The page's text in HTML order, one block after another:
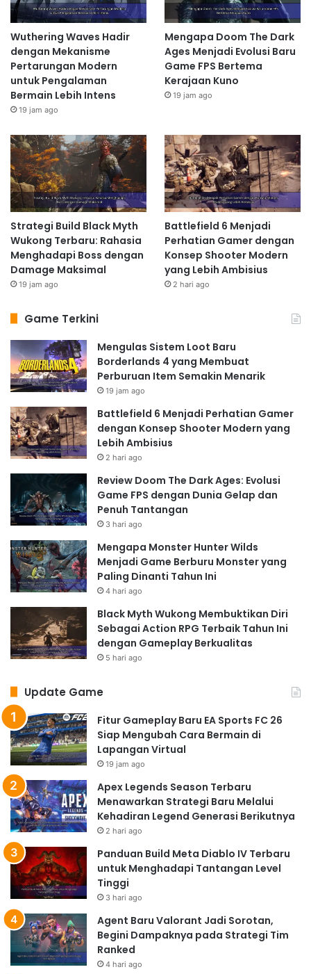
Wuthering Waves Hadir
dengan Mekanisme
Pertarungan Modern
untuk Pengalaman
Bermain Lebih Intens
19 jam ago
Mengapa Doom The Dark
Ages Menjadi Evolusi Baru
Game FPS Bertema
Kerajaan Kuno
19 jam ago
Strategi Build Black Myth
Wukong Terbaru: Rahasia
Menghadapi Boss dengan
Damage Maksimal
19 jam ago
Battlefield 6 Menjadi
Perhatian Gamer dengan
Konsep Shooter Modern
yang Lebih Ambisius
2 hari ago
Game Terkini
Mengulas Sistem Loot Baru
Borderlands 4 yang Membuat
Perburuan Item Semakin Menarik
19 jam ago
Battlefield 6 Menjadi Perhatian Gamer
dengan Konsep Shooter Modern yang
Lebih Ambisius
2 hari ago
Review Doom The Dark Ages: Evolusi
Game FPS dengan Dunia Gelap dan
Penuh Tantangan
3 hari ago
Mengapa Monster Hunter Wilds
Menjadi Game Berburu Monster yang
Paling Dinanti Tahun Ini
4 hari ago
Black Myth Wukong Membuktikan Diri
Sebagai Action RPG Terbaik Tahun Ini
dengan Gameplay Berkualitas
5 hari ago
Update Game
Fitur Gameplay Baru EA Sports FC 26
Siap Mengubah Cara Bermain di
Lapangan Virtual
19 jam ago
Apex Legends Season Terbaru
Menawarkan Strategi Baru Melalui
Kehadiran Legend Generasi Berikutnya
2 hari ago
Panduan Build Meta Diablo IV Terbaru
untuk Menghadapi Tantangan Level
Tinggi
3 hari ago
Agent Baru Valorant Jadi Sorotan,
Begini Dampaknya pada Strategi Tim
Ranked
4 hari ago